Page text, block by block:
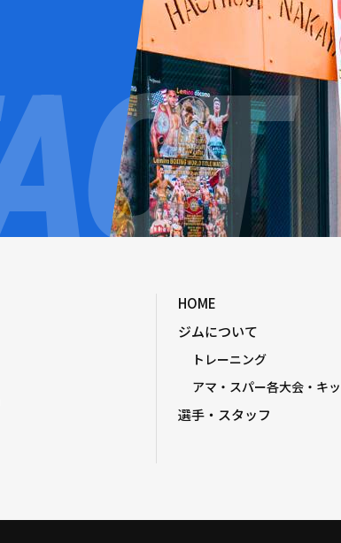
HOME
ジムについて
トレーニング
アマ・スパー各大会・キ
選手・スタッフ